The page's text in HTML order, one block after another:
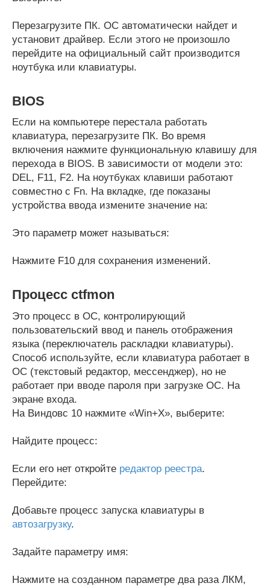
Перезагрузите ПК. ОС автоматически найдет и
установит драйвер. Если этого не произошло
перейдите на официальный сайт производится
ноутбука или клавиатуры.
BIOS
Если на компьютере перестала работать
клавиатура, перезагрузите ПК. Во время
включения нажмите функциональную клавишу для
перехода в BIOS. В зависимости от модели это:
DEL, F11, F2. На ноутбуках клавиши работают
совместно с Fn. На вкладке, где показаны
устройства ввода измените значение на:
Это параметр может называться:
Нажмите F10 для сохранения изменений.
Процесс ctfmon
Это процесс в ОС, контролирующий
пользовательский ввод и панель отображения
языка (переключатель раскладки клавиатуры).
Способ используйте, если клавиатура работает в
ОС (текстовый редактор, мессенджер), но не
работает при вводе пароля при загрузке ОС. На
экране входа.
На Виндовс 10 нажмите «Win+X», выберите:
Найдите процесс:
Если его нет откройте редактор реестра.
Перейдите:
Добавьте процесс запуска клавиатуры в
автозагрузку.
Задайте параметру имя:
Нажмите на созданном параметре два раза ЛКМ,